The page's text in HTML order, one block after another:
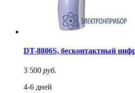
DT-8806S, бесконтактный
3 500 руб.
4-6 дней